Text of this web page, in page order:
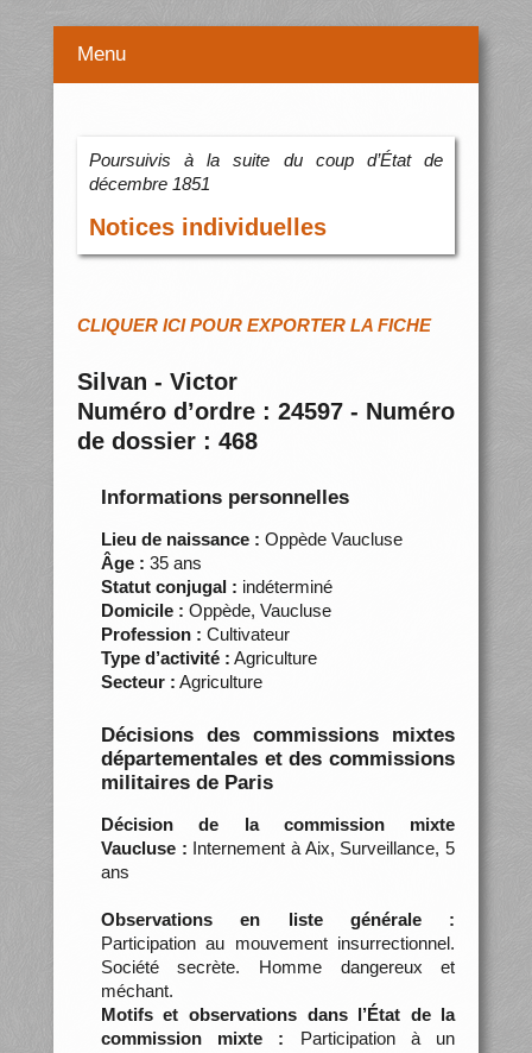
Menu
Poursuivis à la suite du coup d’État de
décembre 1851
Notices individuelles
CLIQUER ICI POUR EXPORTER LA FICHE
Silvan - Victor
Numéro d’ordre : 24597 - Numéro
de dossier : 468
Informations personnelles
Lieu de naissance : Oppède Vaucluse
Âge : 35 ans
Statut conjugal : indéterminé
Domicile : Oppède, Vaucluse
Profession : Cultivateur
Type d’activité : Agriculture
Secteur : Agriculture
Décisions des commissions mixtes
départementales et des commissions
militaires de Paris
Décision de la commission mixte
Vaucluse : Internement à Aix, Surveillance, 5
ans
Observations en liste générale :
Participation au mouvement insurrectionnel.
Société secrète. Homme dangereux et
méchant.
Motifs et observations dans l’État de la
commission mixte : Participation à un